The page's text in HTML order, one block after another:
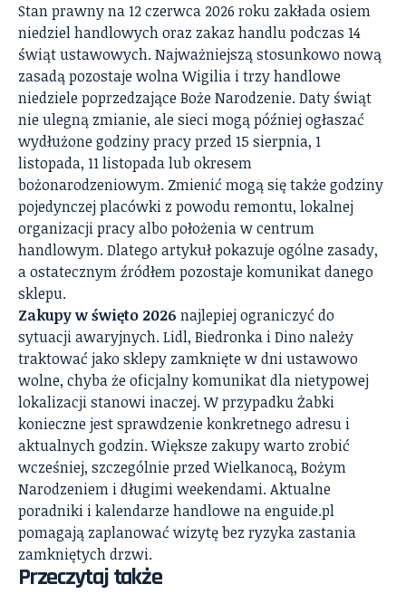
Stan prawny na 12 czerwca 2026 roku zakłada osiem
niedziel handlowych oraz zakaz handlu podczas 14
świąt ustawowych. Najważniejszą stosunkowo nową
zasadą pozostaje wolna Wigilia i trzy handlowe
niedziele poprzedzające Boże Narodzenie. Daty świąt
nie ulegną zmianie, ale sieci mogą później ogłaszać
wydłużone godziny pracy przed 15 sierpnia, 1
listopada, 11 listopada lub okresem
bożonarodzeniowym. Zmienić mogą się także godziny
pojedynczej placówki z powodu remontu, lokalnej
organizacji pracy albo położenia w centrum
handlowym. Dlatego artykuł pokazuje ogólne zasady,
a ostatecznym źródłem pozostaje komunikat danego
sklepu.
Zakupy w święto 2026 najlepiej ograniczyć do
sytuacji awaryjnych. Lidl, Biedronka i Dino należy
traktować jako sklepy zamknięte w dni ustawowo
wolne, chyba że oficjalny komunikat dla nietypowej
lokalizacji stanowi inaczej. W przypadku Żabki
konieczne jest sprawdzenie konkretnego adresu i
aktualnych godzin. Większe zakupy warto zrobić
wcześniej, szczególnie przed Wielkanocą, Bożym
Narodzeniem i długimi weekendami. Aktualne
poradniki i kalendarze handlowe na enguide.pl
pomagają zaplanować wizytę bez ryzyka zastania
zamkniętych drzwi.
Przeczytaj także